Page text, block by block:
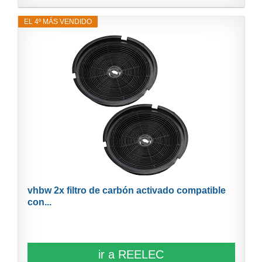
EL 4º MÁS VENDIDO
vhbw 2x filtro de carbón activado compatible
con...
ir a REELEC